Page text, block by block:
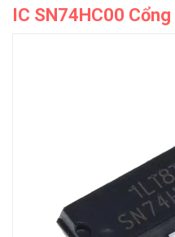
IC SN74HC00 Cổng